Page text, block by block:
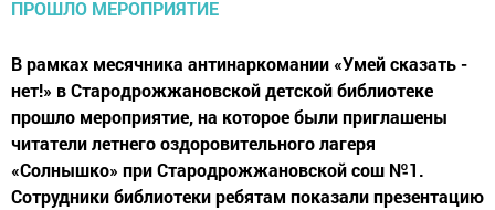
В рамках месячника антинаркомании «Умей сказать -
нет!» в Стародрожжановской детской библиотеке
прошло мероприятие, на которое были приглашены
читатели летнего оздоровительного лагеря
«Солнышко» при Стародрожжановской сош №1.
Сотрудники библиотеки ребятам показали презентацию